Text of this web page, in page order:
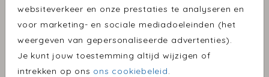
websiteverkeer en onze prestaties te analyseren en
voor marketing- en sociale mediadoeleinden (het
weergeven van gepersonaliseerde advertenties).
Je kunt jouw toestemming altijd wijzigen of
intrekken op ons ons cookiebeleid.
Aantal x 1 Prijs:€ 0,45